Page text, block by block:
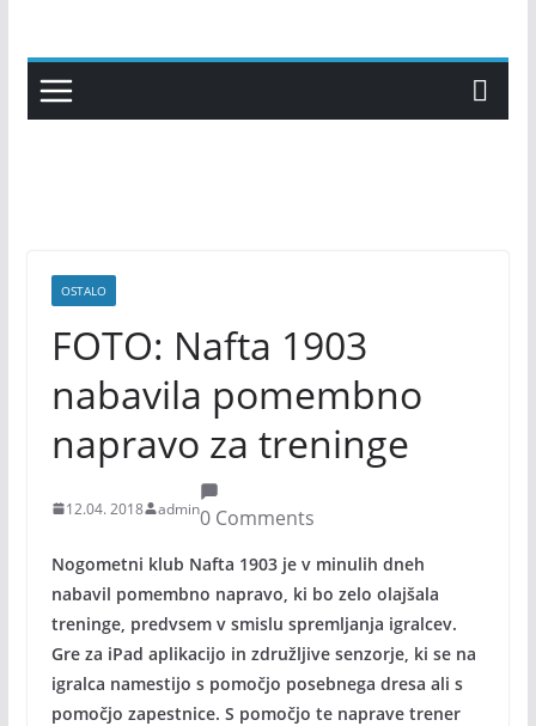
content
OSTALO
FOTO: Nafta 1903
nabavila pomembno
napravo za treninge
12.04. 2018 admin0 Comments
Nogometni klub Nafta 1903 je v minulih dneh
nabavil pomembno napravo, ki bo zelo olajšala
treninge, predvsem v smislu spremljanja igralcev.
Gre za iPad aplikacijo in združljive senzorje, ki se na
igralca namestijo s pomočjo posebnega dresa ali s
pomočjo zapestnice. S pomočjo te naprave trener